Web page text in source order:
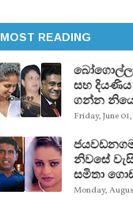
MOST READING
සහ දියණිය
ගන්න
Friday, June
නිවසේ
සමිතා
Monday,